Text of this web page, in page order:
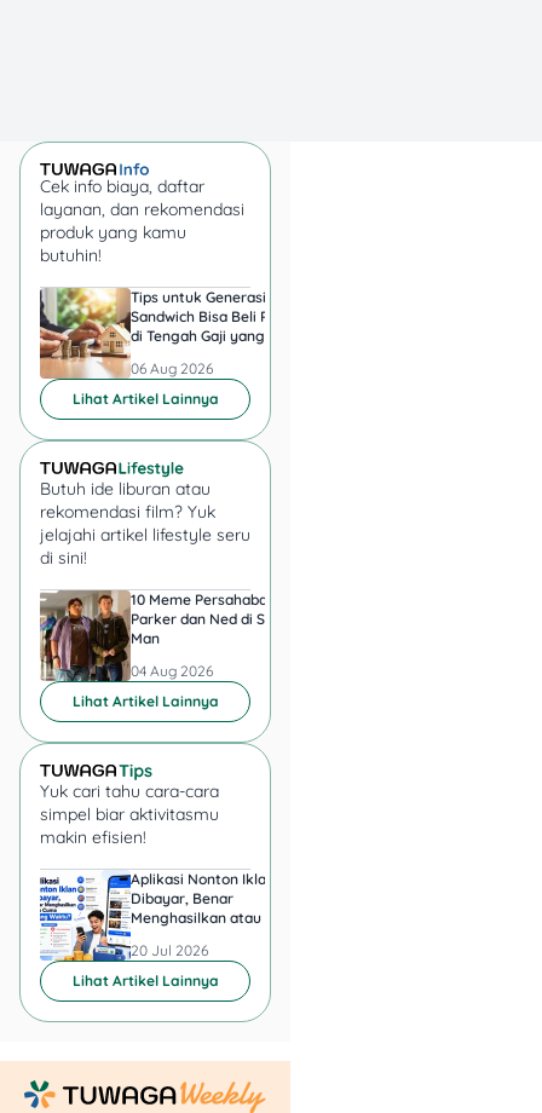
3. Terkutuk (5
Desember)
Cek info biaya, daftar
layanan, dan rekomendasi
produk yang kamu
butuhin!
Tips untuk Generasi
Sandwich Bisa Beli Rumah
di Tengah Gaji yang
06 Aug 2026
Lihat Artikel Lainnya
Butuh ide liburan atau
rekomendasi film? Yuk
jelajahi artikel lifestyle seru
di sini!
10 Meme Persahabatan
Parker dan Ned di Spider-
Man
04 Aug 2026
Lihat Artikel Lainnya
Yuk cari tahu cara-cara
simpel biar aktivitasmu
makin efisien!
Aplikasi Nonton Iklan
Dibayar, Benar
Menghasilkan atau Cuma
20 Jul 2026
Lihat Artikel Lainnya